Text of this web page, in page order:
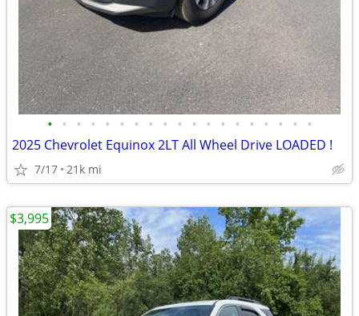
• • • • • • • • • • • • • • • • • • •
2025 Chevrolet Equinox 2LT All Wheel Drive LOADED !
7/17 21k mi
$3,995